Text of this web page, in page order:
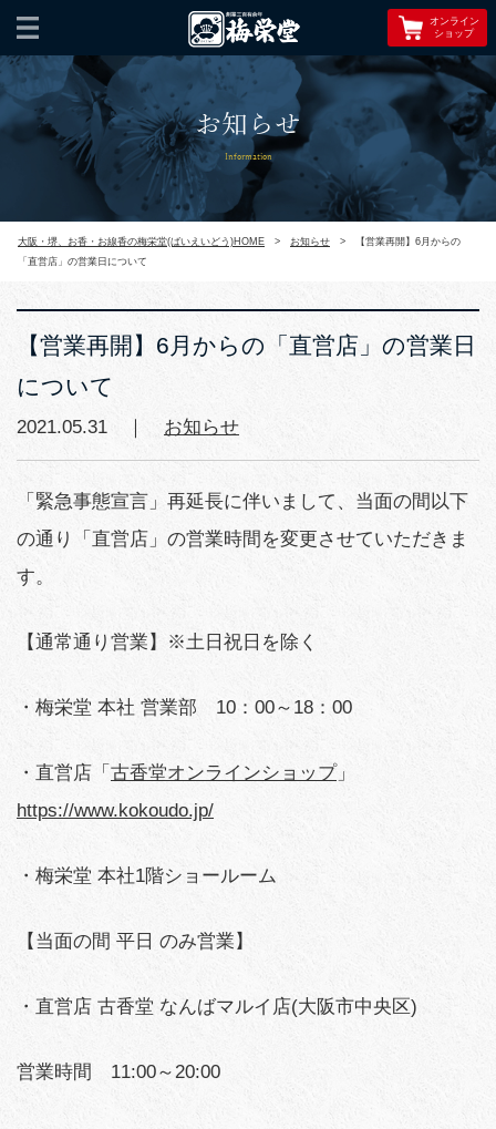
オンライン
ショップ
お知らせ
Information
大阪・堺、お香・お線香の梅栄堂(ばいえいどう)HOME > お知らせ >
【営業再開】6月からの
「直営店」の営業日について
【営業再開】6月からの「直営店」の営業日
について
2021.05.31 ｜ お知らせ
「緊急事態宣言」再延長に伴いまして、当面の間以下
の通り「直営店」の営業時間を変更させていただきま
す。
【通常通り営業】※土日祝日を除く
・梅栄堂 本社 営業部 10：00～18：00
・直営店「 古香堂オンラインショップ」
https://www.kokoudo.jp/
・梅栄堂 本社1階ショールーム
【当面の間 平日 のみ営業】
・直営店 古香堂 なんばマルイ店(大阪市中央区)
営業時間 11:00～20:00